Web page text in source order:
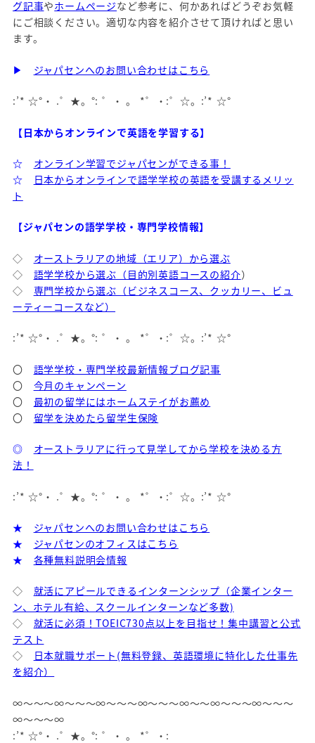
グ記事やホームページなど参考に、何かあればどうぞお気軽
にご相談ください。適切な内容を紹介させて頂ければと思い
ます。
▶ ジャパセンへのお問い合わせはこちら
:’* ☆°・ .゜★。°: ゜・ 。 *゜・:゜☆。:’* ☆°
【日本からオンラインで英語を学習する】
☆
オンライン学習でジャパセンができる事！
☆
日本からオンラインで語学学校の英語を受講するメリッ
ト
【ジャパセンの語学学校・専門学校情報】
◇ オーストラリアの地域（エリア）から選ぶ
◇ 語学学校から選ぶ（目的別英語コースの紹介）
◇ 専門学校から選ぶ（ビジネスコース、クッカリー、ビュ
ーティーコースなど）
:’* ☆°・ .゜★。°: ゜・ 。 *゜・:゜☆。:’* ☆°
〇 語学学校・専門学校最新情報ブログ記事
〇 今月のキャンペーン
〇 最初の留学にはホームステイがお薦め
〇 留学を決めたら留学生保険
◎
オーストラリアに行って見学してから学校を決める方
法！
:’* ☆°・ .゜★。°: ゜・ 。 *゜・:゜☆。:’* ☆°
★
ジャパセンへのお問い合わせはこちら
★
ジャパセンのオフィスはこちら
★
各種無料説明会情報
◇ 就活にアピールできるインターンシップ（企業インター
ン、ホテル有給、スクールインターンなど多数)
◇ 就活に必須！TOEIC730点以上を目指せ！集中講習と公式
テスト
◇
日本就職サポート(無料登録、英語環境に特化した仕事先
を紹介）
∞～～～∞～～～∞～～～∞～～～∞～～∞～～～∞～～～
∞～～～∞
:’* ☆°・ .゜★。°: ゜・ 。 *゜・: